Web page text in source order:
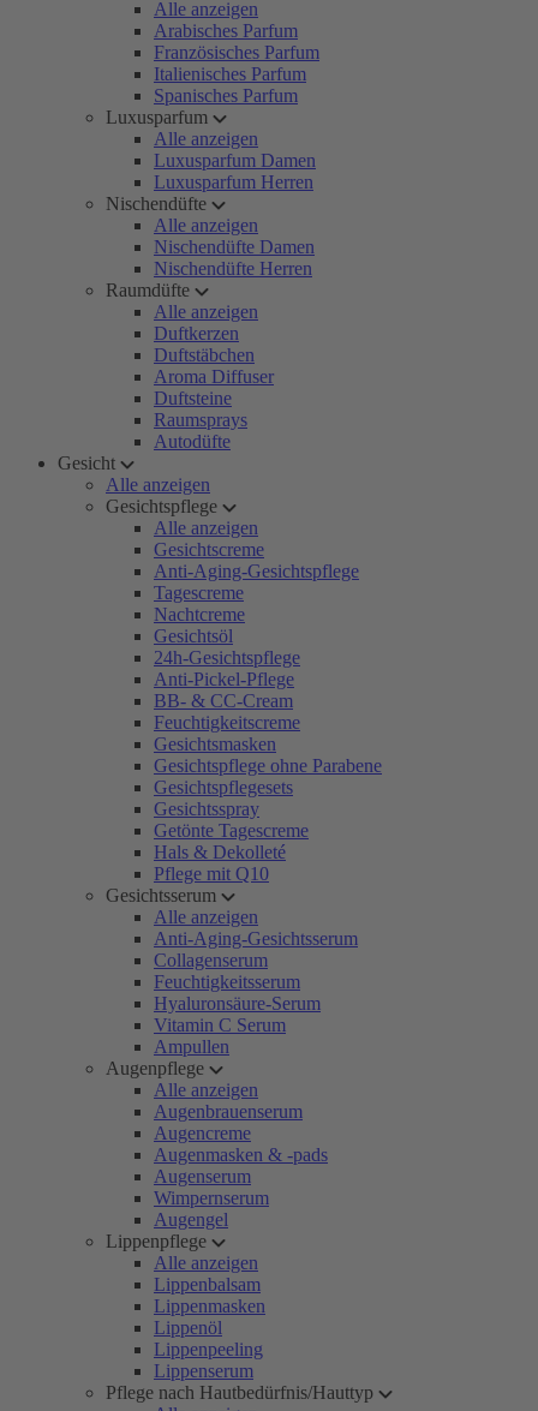
Alle anzeigen
Arabisches Parfum
Französisches Parfum
Italienisches Parfum
Spanisches Parfum
Luxusparfum
Alle anzeigen
Luxusparfum Damen
Luxusparfum Herren
Nischendüfte
Alle anzeigen
Nischendüfte Damen
Nischendüfte Herren
Raumdüfte
Alle anzeigen
Duftkerzen
Duftstäbchen
Aroma Diffuser
Duftsteine
Raumsprays
Autodüfte
Gesicht
Alle anzeigen
Gesichtspflege
Alle anzeigen
Gesichtscreme
Anti-Aging-Gesichtspflege
Tagescreme
Nachtcreme
Gesichtsöl
24h-Gesichtspflege
Anti-Pickel-Pflege
BB- & CC-Cream
Feuchtigkeitscreme
Gesichtsmasken
Gesichtspflege ohne Parabene
Gesichtspflegesets
Gesichtsspray
Getönte Tagescreme
Hals & Dekolleté
Pflege mit Q10
Gesichtsserum
Alle anzeigen
Anti-Aging-Gesichtsserum
Collagenserum
Feuchtigkeitsserum
Hyaluronsäure-Serum
Vitamin C Serum
Ampullen
Augenpflege
Alle anzeigen
Augenbrauenserum
Augencreme
Augenmasken & -pads
Augenserum
Wimpernserum
Augengel
Lippenpflege
Alle anzeigen
Lippenbalsam
Lippenmasken
Lippenöl
Lippenpeeling
Lippenserum
Pflege nach Hautbedürfnis/Hauttyp